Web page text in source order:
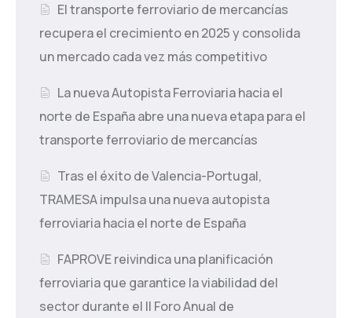
El transporte ferroviario de mercancías
recupera el crecimiento en 2025 y consolida
un mercado cada vez más competitivo
La nueva Autopista Ferroviaria hacia el
norte de España abre una nueva etapa para el
transporte ferroviario de mercancías
Tras el éxito de Valencia-Portugal,
TRAMESA impulsa una nueva autopista
ferroviaria hacia el norte de España
FAPROVE reivindica una planificación
ferroviaria que garantice la viabilidad del
sector durante el II Foro Anual de